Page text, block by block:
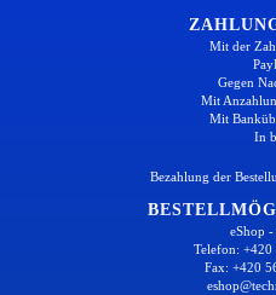
Mit der
Gegen
Mit
Mit
In
Bezahlung der
eShop
Telefon:
Fax: +420